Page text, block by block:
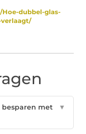
dubbel-glas-
besparen met
▼